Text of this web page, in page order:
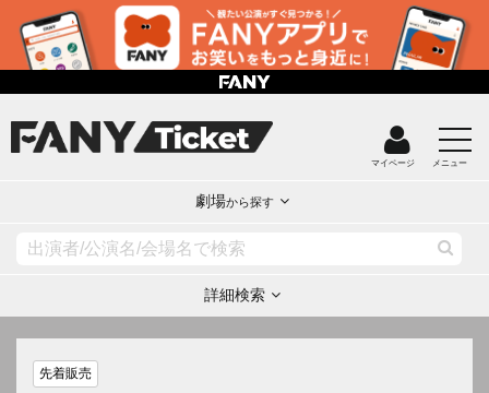
マイページ メニュー
劇場から探す
詳細検索
先着販売